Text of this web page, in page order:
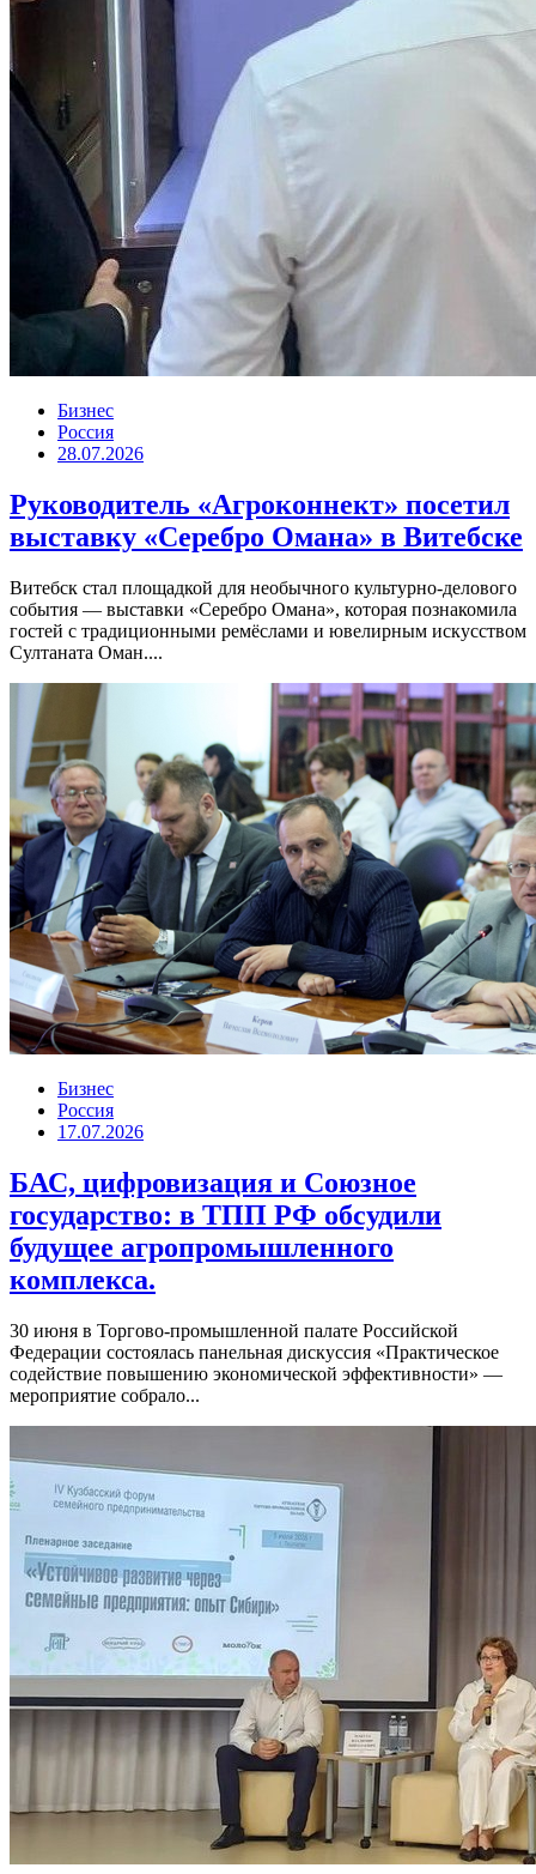
Бизнес
Россия
28.07.2026
Руководитель «Агроконнект» посетил
выставку «Серебро Омана» в Витебске
Витебск стал площадкой для необычного культурно-делового
события — выставки «Серебро Омана», которая познакомила
гостей с традиционными ремёслами и ювелирным искусством
Султаната Оман....
Бизнес
Россия
17.07.2026
БАС, цифровизация и Союзное
государство: в ТПП РФ обсудили
будущее агропромышленного
комплекса.
30 июня в Торгово-промышленной палате Российской
Федерации состоялась панельная дискуссия «Практическое
содействие повышению экономической эффективности» —
мероприятие собрало...